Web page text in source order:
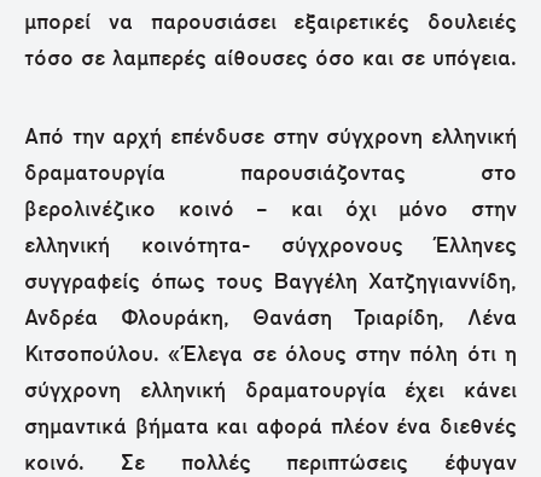
μπορεί να παρουσιάσει εξαιρετικές δουλειές
τόσο σε λαμπερές αίθουσες όσο και σε υπόγεια.
Από την αρχή επένδυσε στην σύγχρονη ελληνική
δραματουργία παρουσιάζοντας στο
βερολινέζικο κοινό – και όχι μόνο στην
ελληνική κοινότητα- σύγχρονους Έλληνες
συγγραφείς όπως τους Βαγγέλη Χατζηγιαννίδη,
Ανδρέα Φλουράκη, Θανάση Τριαρίδη, Λένα
Κιτσοπούλου. «Έλεγα σε όλους στην πόλη ότι η
σύγχρονη ελληνική δραματουργία έχει κάνει
σημαντικά βήματα και αφορά πλέον ένα διεθνές
κοινό. Σε πολλές περιπτώσεις έφυγαν